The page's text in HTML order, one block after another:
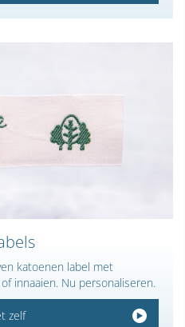
katoenen label met
innaaien. Nu personaliseren.
zelf